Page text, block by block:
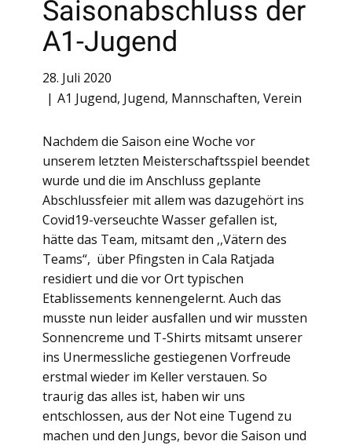
Saisonabschluss der
A1-Jugend
28. Juli 2020
A1 Jugend, Jugend, Mannschaften, Verein
Nachdem die Saison eine Woche vor
unserem letzten Meisterschaftsspiel beendet
wurde und die im Anschluss geplante
Abschlussfeier mit allem was dazugehört ins
Covid19-verseuchte Wasser gefallen ist,
hätte das Team, mitsamt den ,,Vätern des
Teams“, über Pfingsten in Cala Ratjada
residiert und die vor Ort typischen
Etablissements kennengelernt. Auch das
musste nun leider ausfallen und wir mussten
Sonnencreme und T-Shirts mitsamt unserer
ins Unermessliche gestiegenen Vorfreude
erstmal wieder im Keller verstauen. So
traurig das alles ist, haben wir uns
entschlossen, aus der Not eine Tugend zu
machen und den Jungs, bevor die Saison und